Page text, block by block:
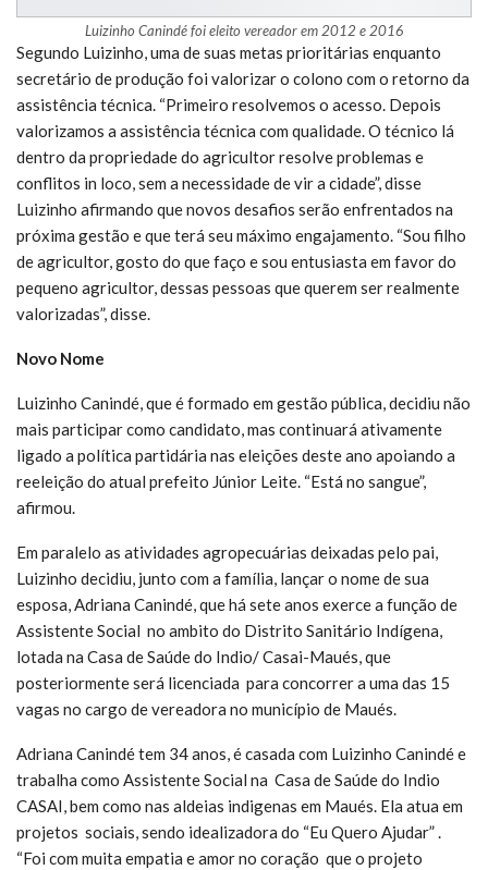
Luizinho Canindé foi eleito vereador em 2012 e 2016
Segundo Luizinho, uma de suas metas prioritárias enquanto
secretário de produção foi valorizar o colono com o retorno da
assistência técnica. “Primeiro resolvemos o acesso. Depois
valorizamos a assistência técnica com qualidade. O técnico lá
dentro da propriedade do agricultor resolve problemas e
conflitos in loco, sem a necessidade de vir a cidade”, disse
Luizinho afirmando que novos desafios serão enfrentados na
próxima gestão e que terá seu máximo engajamento. “Sou filho
de agricultor, gosto do que faço e sou entusiasta em favor do
pequeno agricultor, dessas pessoas que querem ser realmente
valorizadas”, disse.
Novo Nome
Luizinho Canindé, que é formado em gestão pública, decidiu não
mais participar como candidato, mas continuará ativamente
ligado a política partidária nas eleições deste ano apoiando a
reeleição do atual prefeito Júnior Leite. “Está no sangue”,
afirmou.
Em paralelo as atividades agropecuárias deixadas pelo pai,
Luizinho decidiu, junto com a família, lançar o nome de sua
esposa, Adriana Canindé, que há sete anos exerce a função de
Assistente Social no ambito do Distrito Sanitário Indígena,
lotada na Casa de Saúde do Indio/ Casai-Maués, que
posteriormente será licenciada para concorrer a uma das 15
vagas no cargo de vereadora no município de Maués.
Adriana Canindé tem 34 anos, é casada com Luizinho Canindé e
trabalha como Assistente Social na Casa de Saúde do Indio
CASAI, bem como nas aldeias indigenas em Maués. Ela atua em
projetos sociais, sendo idealizadora do “Eu Quero Ajudar” .
“Foi com muita empatia e amor no coração que o projeto